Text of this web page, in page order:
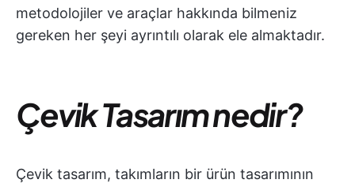
metodolojiler ve araçlar hakkında bilmeniz
gereken her şeyi ayrıntılı olarak ele almaktadır.
Çevik Tasarım nedir?
Çevik tasarım, takımların bir ürün tasarımının